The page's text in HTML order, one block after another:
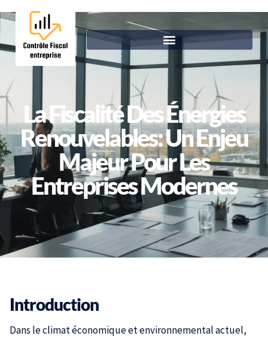
La Fiscalité Des Énergies
Renouvelables: Un Enjeu
Majeur Pour Les
Entreprises Modernes
Introduction
Dans le climat économique et environnemental actuel,